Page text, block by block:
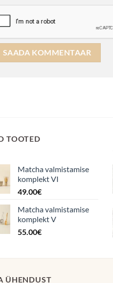
TOOTED
Matcha valmistamise
komplekt VI
49.00€
Matcha valmistamise
komplekt V
55.00€
ÜHENDUST